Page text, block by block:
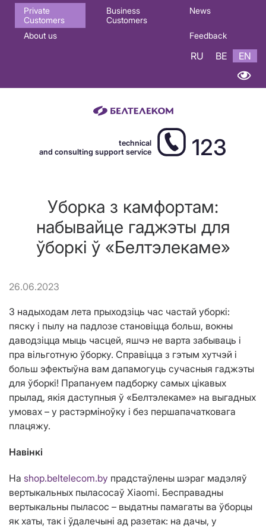
Основная
навигация
Private
Customers
Business
Customers
News
About us Feedback
RU BE EN
technical
and consulting support service
123
Уборка з камфортам:
набывайце гаджэты для
ўборкі ў «Белтэлекаме»
26.06.2023
З надыходам лета прыходзіць час частай уборкі:
пяску і пылу на падлозе становіцца больш, вокны
даводзіцца мыць часцей, яшчэ не варта забываць і
пра вільготную ўборку. Справіцца з гэтым хутчэй і
больш эфектыўна вам дапамогуць сучасныя гаджэты
для ўборкі! Прапануем падборку самых цікавых
прылад, якія даступныя ў «Белтэлекаме» на выгадных
умовах – у растэрміноўку і без першапачатковага
плацяжу.
Навінкі
На shop.beltelecom.by прадстаўлены шэраг мадэляў
вертыкальных пыласосаў Xiaomi. Бесправадны
вертыкальны пыласос – выдатны памагаты ва ўборцы
як хаты, так і ўдалечыні ад разетак: на дачы, у